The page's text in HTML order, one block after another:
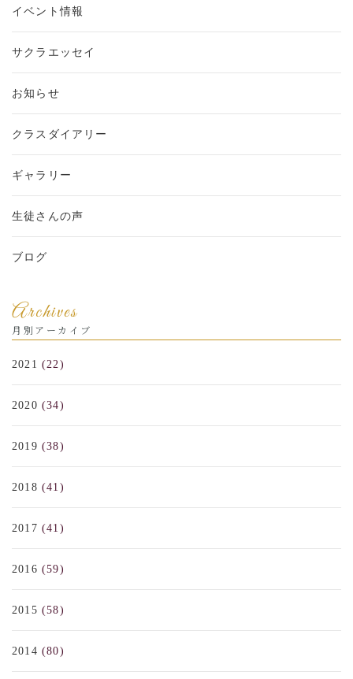
イベント情報
サクラエッセイ
お知らせ
クラスダイアリー
ギャラリー
生徒さんの声
ブログ
Archives
月別アーカイブ
2021 (22)
2020 (34)
2019 (38)
2018 (41)
2017 (41)
2016 (59)
2015 (58)
2014 (80)